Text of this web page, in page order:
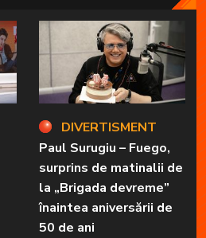
DIVERTISMENT
Paul Surugiu – Fuego,
surprins de matinalii de
la „Brigada devreme”
înaintea aniversării de
50 de ani